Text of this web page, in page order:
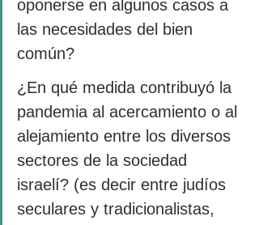
oponerse en algunos casos a
las necesidades del bien
común?
¿En qué medida contribuyó la
pandemia al acercamiento o al
alejamiento entre los diversos
sectores de la sociedad
israelí? (es decir entre judíos
seculares y tradicionalistas,